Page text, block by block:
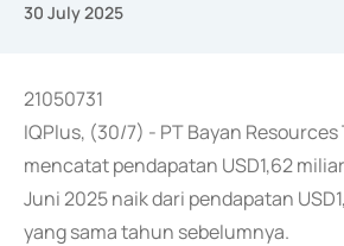
30 July 2025
21050731
IQPlus, (30/7) - PT Bayan Resources
mencatat pendapatan USD1,62
Juni 2025 naik dari pendapatan
yang sama tahun sebelumnya.